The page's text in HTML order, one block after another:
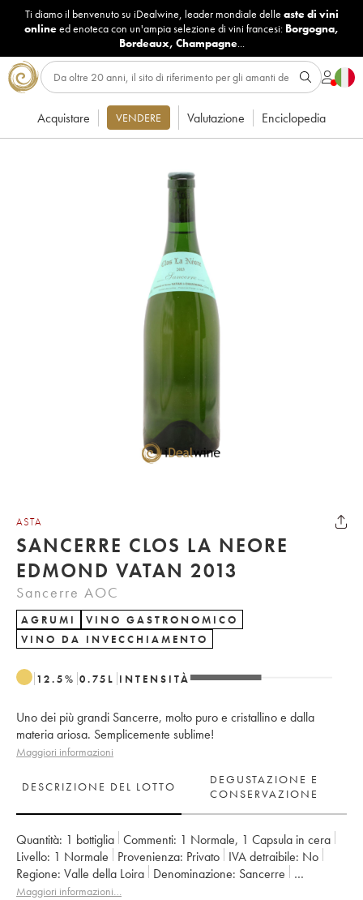
Ti diamo il benvenuto su iDealwine, leader mondiale delle aste di vini
onlineed enoteca con un'ampia selezione di vini francesi: Borgogna,
Bordeaux, Champagne...
Acquistare VENDERE Valutazione Enciclopedia
ASTA
SANCERRE CLOS LA NEORE
EDMOND VATAN 2013
Sancerre AOC
AGRUMI
VINO GASTRONOMICO
VINO DA INVECCHIAMENTO
12.5% 0.75 L INTENSITÀ
Uno dei più grandi Sancerre, molto puro e cristallino e dalla
materia ariosa. Semplicemente sublime!
Maggiori informazioni
DESCRIZIONE DEL LOTTO
DEGUSTAZIONE E
CONSERVAZIONE
Quantità: 1 bottiglia Commenti: 1 Normale, 1 Capsula in cera
Livello: 1 Normale Provenienza: privato IVA detraibile:
no
Regione:
Valle della Loira Denominazione:
Sancerre
Proprietario: Edmond Vatan
Maggiori informazioni…